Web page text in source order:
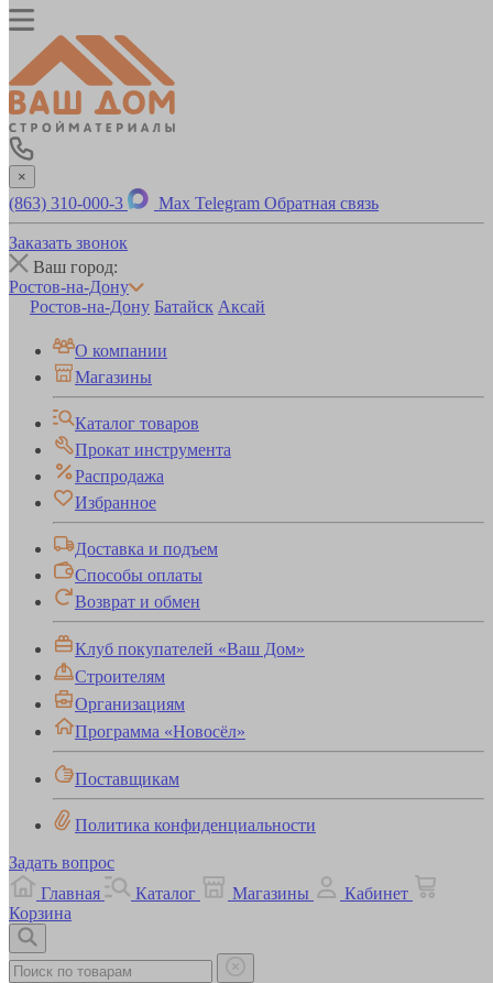
×
(863) 310-000-3 Max Telegram Обратная связь
Заказать звонок
Ваш город:
Ростов-на-Дону
Ростов-на-Дону Батайск Аксай
О компании
Магазины
Каталог товаров
Прокат инструмента
Распродажа
Избранное
Доставка и подъем
Способы оплаты
Возврат и обмен
Клуб покупателей «Ваш Дом»
Строителям
Организациям
Программа «Новосёл»
Поставщикам
Политика конфиденциальности
Задать вопрос
Главная
Каталог Магазины
Кабинет
Корзина